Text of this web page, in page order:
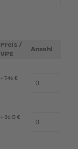
Preis /
VPE
Anzahl
+ 7,46 €
+ 86,13 €